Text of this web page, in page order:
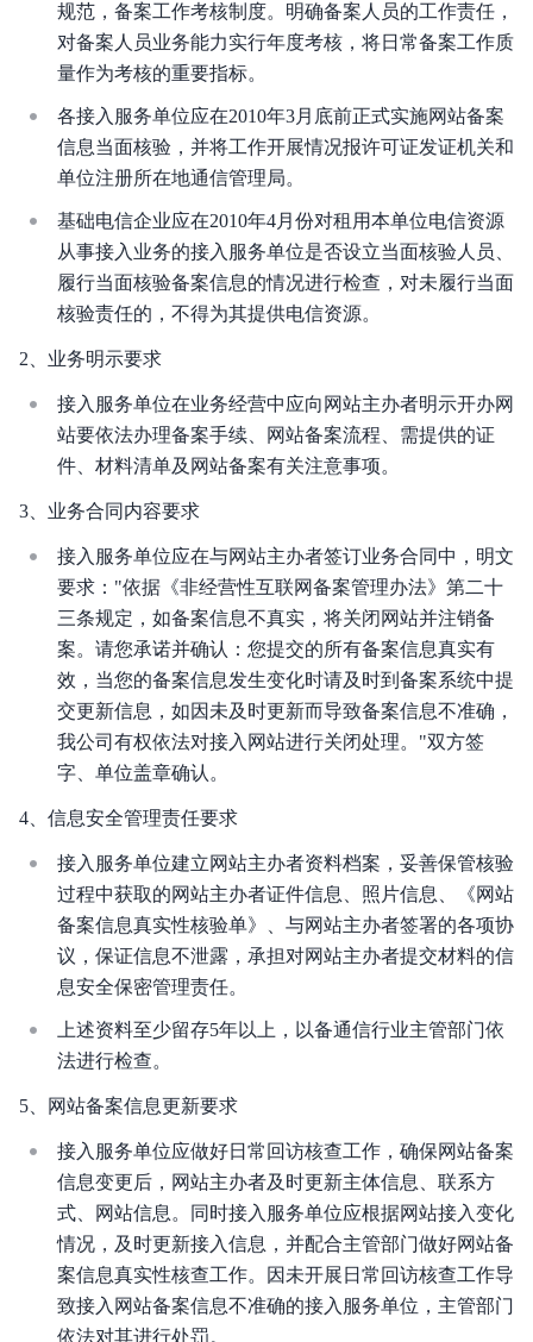
规范，备案工作考核制度。明确备案人员的工作责任，
对备案人员业务能力实行年度考核，将日常备案工作质
量作为考核的重要指标。
各接入服务单位应在2010年3月底前正式实施网站备案
信息当面核验，并将工作开展情况报许可证发证机关和
单位注册所在地通信管理局。
基础电信企业应在2010年4月份对租用本单位电信资源
从事接入业务的接入服务单位是否设立当面核验人员、
履行当面核验备案信息的情况进行检查，对未履行当面
核验责任的，不得为其提供电信资源。
2、业务明示要求
接入服务单位在业务经营中应向网站主办者明示开办网
站要依法办理备案手续、网站备案流程、需提供的证
件、材料清单及网站备案有关注意事项。
3、业务合同内容要求
接入服务单位应在与网站主办者签订业务合同中，明文
要求："依据《非经营性互联网备案管理办法》第二十
三条规定，如备案信息不真实，将关闭网站并注销备
案。请您承诺并确认：您提交的所有备案信息真实有
效，当您的备案信息发生变化时请及时到备案系统中提
交更新信息，如因未及时更新而导致备案信息不准确，
我公司有权依法对接入网站进行关闭处理。"双方签
字、单位盖章确认。
4、信息安全管理责任要求
接入服务单位建立网站主办者资料档案，妥善保管核验
过程中获取的网站主办者证件信息、照片信息、《网站
备案信息真实性核验单》、与网站主办者签署的各项协
议，保证信息不泄露，承担对网站主办者提交材料的信
息安全保密管理责任。
上述资料至少留存5年以上，以备通信行业主管部门依
法进行检查。
5、网站备案信息更新要求
接入服务单位应做好日常回访核查工作，确保网站备案
信息变更后，网站主办者及时更新主体信息、联系方
式、网站信息。同时接入服务单位应根据网站接入变化
情况，及时更新接入信息，并配合主管部门做好网站备
案信息真实性核查工作。因未开展日常回访核查工作导
致接入网站备案信息不准确的接入服务单位，主管部门
依法对其进行处罚。